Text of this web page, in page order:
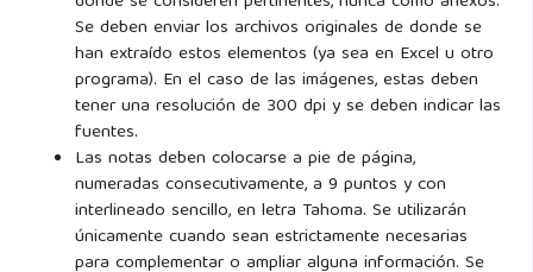
Se deben enviar los archivos originales de donde se
han extraído estos elementos (ya sea en Excel u otro
programa). En el caso de las imágenes, estas deben
tener una resolución de 300 dpi y se deben indicar las
fuentes.
Las notas deben colocarse a pie de página,
numeradas consecutivamente, a 9 puntos y con
interlineado sencillo, en letra Tahoma. Se utilizarán
únicamente cuando sean estrictamente necesarias
para complementar o ampliar alguna información. Se